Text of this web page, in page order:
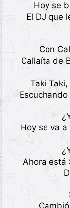
Hoy se
El DJ que
Con
Callaíta de
Taki
Hoy se va a
Ahora está